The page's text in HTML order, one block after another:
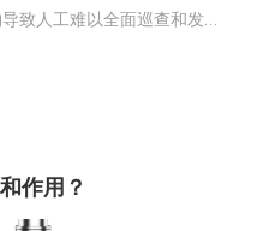
致人工难以全面巡查和发现
研发了机械臂轮式巡检机器
作用？